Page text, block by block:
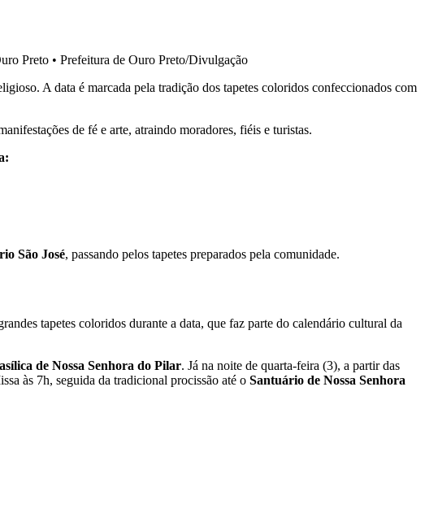
Preto • Prefeitura de Ouro Preto/Divulgação
A data é marcada pela tradição dos tapetes coloridos confeccionados com
de fé e arte, atraindo moradores, fiéis e turistas.
São José, passando pelos tapetes preparados pela comunidade.
tapetes coloridos durante a data, que faz parte do calendário cultural da
de Nossa Senhora do Pilar. Já na noite de quarta-feira (3), a partir das
às 7h, seguida da tradicional procissão até o Santuário de Nossa Senhora